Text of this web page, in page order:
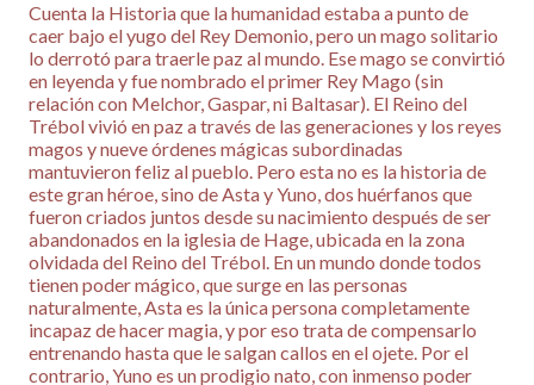
Cuenta la Historia que la humanidad estaba a punto de
caer bajo el yugo del Rey Demonio, pero un mago solitario
lo derrotó para traerle paz al mundo. Ese mago se convirtió
en leyenda y fue nombrado el primer Rey Mago (sin
relación con Melchor, Gaspar, ni Baltasar). El Reino del
Trébol vivió en paz a través de las generaciones y los reyes
magos y nueve órdenes mágicas subordinadas
mantuvieron feliz al pueblo. Pero esta no es la historia de
este gran héroe, sino de Asta y Yuno, dos huérfanos que
fueron criados juntos desde su nacimiento después de ser
abandonados en la iglesia de Hage, ubicada en la zona
olvidada del Reino del Trébol. En un mundo donde todos
tienen poder mágico, que surge en las personas
naturalmente, Asta es la única persona completamente
incapaz de hacer magia, y por eso trata de compensarlo
entrenando hasta que le salgan callos en el ojete. Por el
contrario, Yuno es un prodigio nato, con inmenso poder